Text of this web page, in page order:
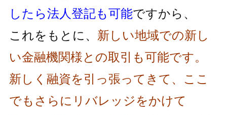
したら法人登記も可能ですから、
これをもとに、 新しい地域での新し
い金融機関様との取引も可能です。
新しく融資を引っ張ってきて、ここ
でもさらにリバレッジをかけて